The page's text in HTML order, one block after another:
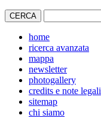
home
ricerca avanzata
mappa
newsletter
photogallery
credits e note legali
sitemap
chi siamo